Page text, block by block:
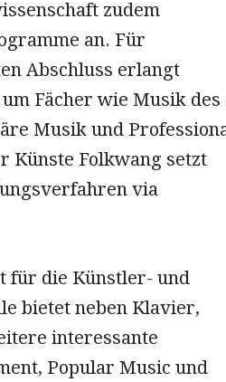
zudem
an. Für
Abschluss erlangt
Fächer wie Musik des
Musik und
Künste Folkwang setzt
via
für die Künstler- und
bietet neben Klavier,
interessante
Popular Music und